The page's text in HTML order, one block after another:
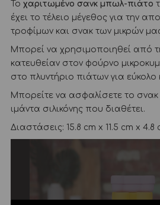
Το χαριτωμένο σανκ μπωλ-πιάτο
έχει το τέλειο μέγεθος για την
τροφίμων και σνακ των μικρών
Μπορεί να χρησιμοποιηθεί από
κατευθείαν στον φούρνο
στο πλυντήριο πιάτων για
Μπορείτε να ασφαλίσετε το
ιμάντα σιλικόνης που διαθέτει.
Διαστάσεις: 15.8 cm x 11.5 cm x 4.8